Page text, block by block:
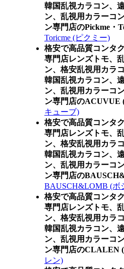
韓国乱視カラコン、
ン、乱視用カラーコ
ン専門店のPickme・
Toricme (ピクミー)
格安で高品質コンタ
専門店レンズトモ、
ン、格安乱視用カラ
韓国乱視カラコン、
ン、乱視用カラーコ
ン専門店のACUVUE
キューブ)
格安で高品質コンタ
専門店レンズトモ、
ン、格安乱視用カラ
韓国乱視カラコン、
ン、乱視用カラーコ
ン専門店の
BAUSCH&LOMB (ボ
格安で高品質コンタ
専門店レンズトモ、
ン、格安乱視用カラ
韓国乱視カラコン、
ン、乱視用カラーコ
ン専門店のCLALEN
レン)